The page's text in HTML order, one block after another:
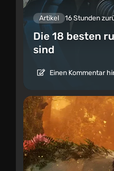
Artikel 16 Stunden
Die 18 besten
sind
Einen Kommentar